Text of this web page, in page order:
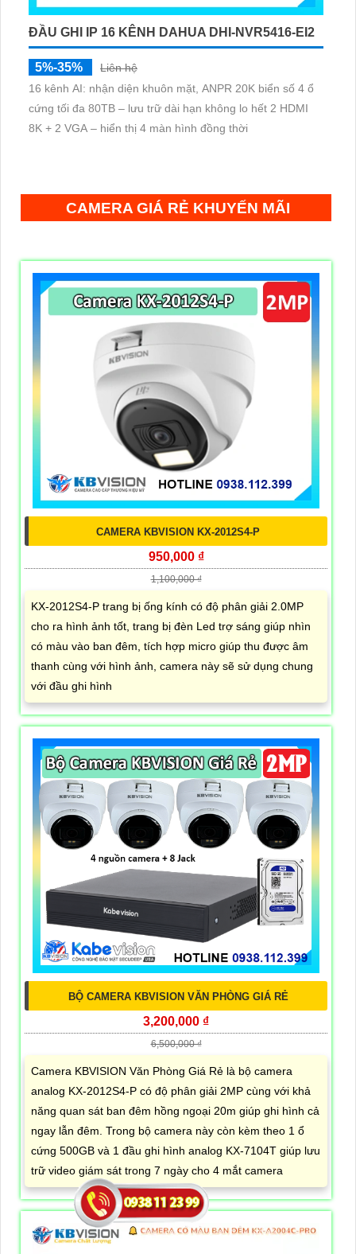
ĐẦU GHI IP 16 KÊNH DAHUA DHI-NVR5416-EI2
5%-35%
Liên hệ
16 kênh AI: nhận diện khuôn mặt, ANPR 20K biển số 4 ổ
cứng tối đa 80TB – lưu trữ dài hạn không lo hết 2 HDMI
8K + 2 VGA – hiển thị 4 màn hình đồng thời
CAMERA GIÁ RẺ KHUYẾN MÃI
CAMERA KBVISION KX-2012S4-P
950,000 ₫
1,100,000 ₫
KX-2012S4-P trang bị ống kính có độ phân giải 2.0MP
cho ra hình ảnh tốt, trang bị đèn Led trợ sáng giúp nhìn
có màu vào ban đêm, tích hợp micro giúp thu được âm
thanh cùng với hình ảnh, camera này sẽ sử dụng chung
với đầu ghi hình
BỘ CAMERA KBVISION VĂN PHÒNG GIÁ RẺ
3,200,000 ₫
6,500,000 ₫
Camera KBVISION Văn Phòng Giá Rẻ là bộ camera
analog KX-2012S4-P có độ phân giải 2MP cùng với khả
năng quan sát ban đêm hồng ngoại 20m giúp ghi hình cả
ngay lẫn đêm. Trong bộ camera này còn kèm theo 1 ổ
cứng 500GB và 1 đầu ghi hình analog KX-7104T giúp lưu
trữ video giám sát trong 7 ngày cho 4 mắt camera